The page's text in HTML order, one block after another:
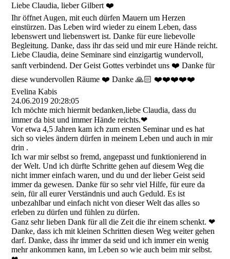
Liebe Claudia, lieber Gilbert ❤️
Ihr öffnet Augen, mit euch dürfen Mauern um Herzen
einstürzen. Das Leben wird wieder zu einem Leben, dass
lebenswert und liebenswert ist. Danke für eure liebevolle
Begleitung. Danke, dass ihr das seid und mir eure Hände reicht.
Liebe Claudia, deine Seminare sind einzigartig wundervoll,
sanft verbindend. Der Geist Gottes verbindet uns ❤️ Danke für
diese wundervollen Räume ❤️ Danke 🙏🏻 ❤️❤️❤️❤️❤️
Evelina Kabis
24.06.2019 20:28:05
Ich möchte mich hiermit bedanken,liebe Claudia, dass du
immer da bist und immer Hände reichts.❤
Vor etwa 4,5 Jahren kam ich zum ersten Seminar und es hat
sich so vieles ändern dürfen in meinem Leben und auch in mir
drin .
Ich war mir selbst so fremd, angepasst und funktionierend in
der Welt. Und ich dürfte Schritte gehen auf diesem Weg die
nicht immer einfach waren, und du und der lieber Geist seid
immer da gewesen. Danke für so sehr viel Hilfe, für eure da
sein, für all eurer Verständnis und auch Geduld. Es ist
unbezahlbar und einfach nicht von dieser Welt das alles so
erleben zu dürfen und fühlen zu dürfen.
Ganz sehr lieben Dank für all die Zeit die ihr einem schenkt. ❤
Danke, dass ich mit kleinen Schritten diesen Weg weiter gehen
darf. Danke, dass ihr immer da seid und ich immer ein wenig
mehr ankommen kann, im Leben so wie auch beim mir selbst.